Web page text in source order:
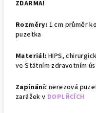
ZDARMA!
Rozměry: 1 cm průměr
puzetka
Materiál: HIPS,
ve Státním zdravotním
Zapínání: nerezová
zarážek v DOPLŇCÍCH